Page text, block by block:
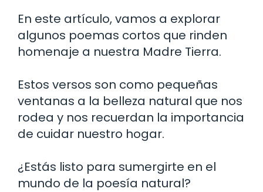
En este artículo, vamos a explorar
algunos poemas cortos que rinden
homenaje a nuestra Madre Tierra.
Estos versos son como pequeñas
ventanas a la belleza natural que nos
rodea y nos recuerdan la importancia
de cuidar nuestro hogar.
¿Estás listo para sumergirte en el
mundo de la poesía natural?